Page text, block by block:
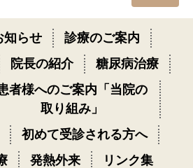
知らせ
診療のご案内
院長の紹介 糖尿病治療
者様へのご案内「当院の
取り組み」
初めて受診される方へ
発熱外来 リンク集